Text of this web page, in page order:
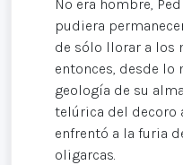
No era hombre,
pudiera
de sólo llorar a los
entonces, desde lo
geología de su
telúrica del decoro
enfrentó a la furia
oligarcas.